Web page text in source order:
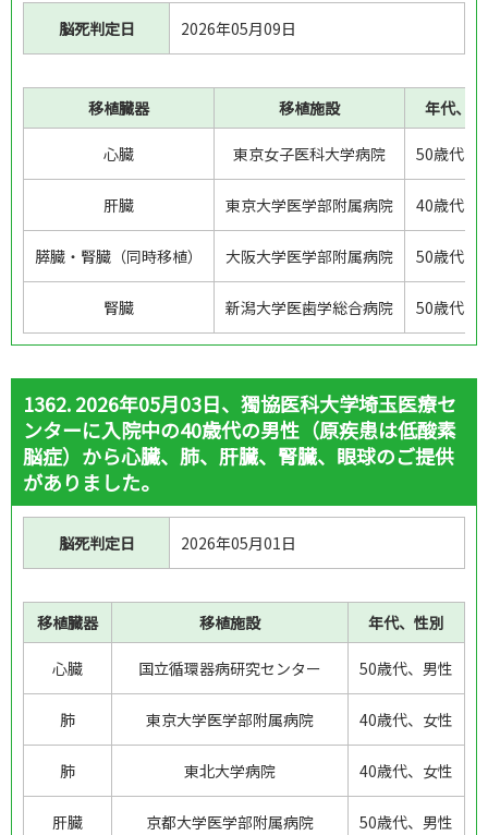
改正法施行：
施行前
対象期間：
～
事例番号：
事例番号を指定して検索
～
提供施設名：
対象の年齢区分：
10歳代
20歳代 30歳代
40歳代
脳死判定日 2026年05月09日
移植臓器 移植施設 年代、
心臓 東京女子医科大学病院 50歳代、
肝臓 東京大学医学部附属病院 40歳代、
膵臓・腎臓（同時移植） 大阪大学医学部附属病院 50歳代、
腎臓 新潟大学医歯学総合病院 50歳代、
1362. 2026年05月03日、獨協医科大学埼玉医療セ
ンターに入院中の40歳代の男性（原疾患は低酸素
脳症）から心臓、肺、肝臓、腎臓、眼球のご提供
がありました。
脳死判定日 2026年05月01日
移植臓器 移植施設 年代、性別
心臓 国立循環器病研究センター 50歳代、男性
肺 東京大学医学部附属病院 40歳代、女性
肺 東北大学病院 40歳代、女性
肝臓 京都大学医学部附属病院 50歳代、男性